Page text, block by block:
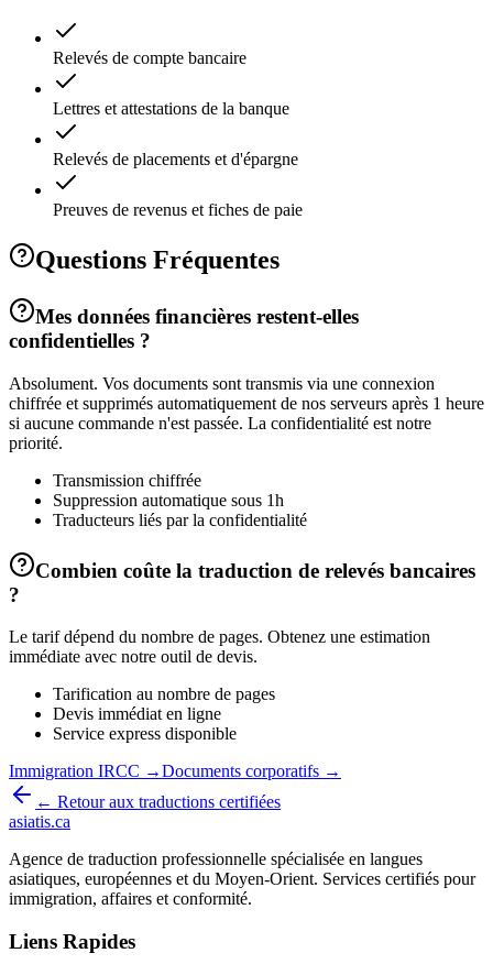
Relevés de compte bancaire
Lettres et attestations de la banque
Relevés de placements et d'épargne
Preuves de revenus et fiches de paie
Questions Fréquentes
Mes données financières restent-elles
confidentielles ?
Absolument. Vos documents sont transmis via une connexion
chiffrée et supprimés automatiquement de nos serveurs après 1 heure
si aucune commande n'est passée. La confidentialité est notre
priorité.
Transmission chiffrée
Suppression automatique sous 1h
Traducteurs liés par la confidentialité
Combien coûte la traduction de relevés bancaires
?
Le tarif dépend du nombre de pages. Obtenez une estimation
immédiate avec notre outil de devis.
Tarification au nombre de pages
Devis immédiat en ligne
Service express disponible
Immigration IRCC →Documents corporatifs →
← Retour aux traductions certifiées
asiatis.ca
Agence de traduction professionnelle spécialisée en langues
asiatiques, européennes et du Moyen-Orient. Services certifiés pour
immigration, affaires et conformité.
Liens Rapides